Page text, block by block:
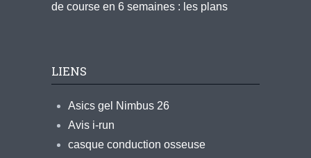
de course en 6 semaines : les plans
LIENS
Asics gel Nimbus 26
Avis i-run
casque conduction osseuse